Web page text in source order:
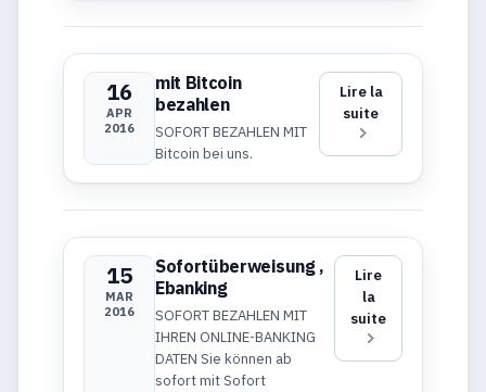
16
APR
2016
mit Bitcoin
bezahlen
SOFORT BEZAHLEN MIT
Bitcoin bei uns.
Lire la
suite
15
MAR
2016
Sofortüberweisung ,
Ebanking
SOFORT BEZAHLEN MIT
IHREN ONLINE-BANKING
DATEN Sie können ab
sofort mit Sofort
Lire
la
suite